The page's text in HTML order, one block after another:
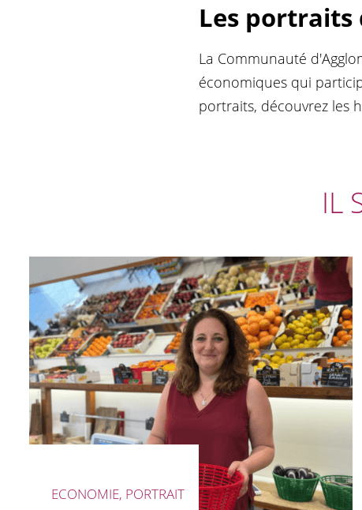
Les portraits
La Communauté
économiques qui
portraits, découvrez les
IL
ECONOMIE, PORTRAIT